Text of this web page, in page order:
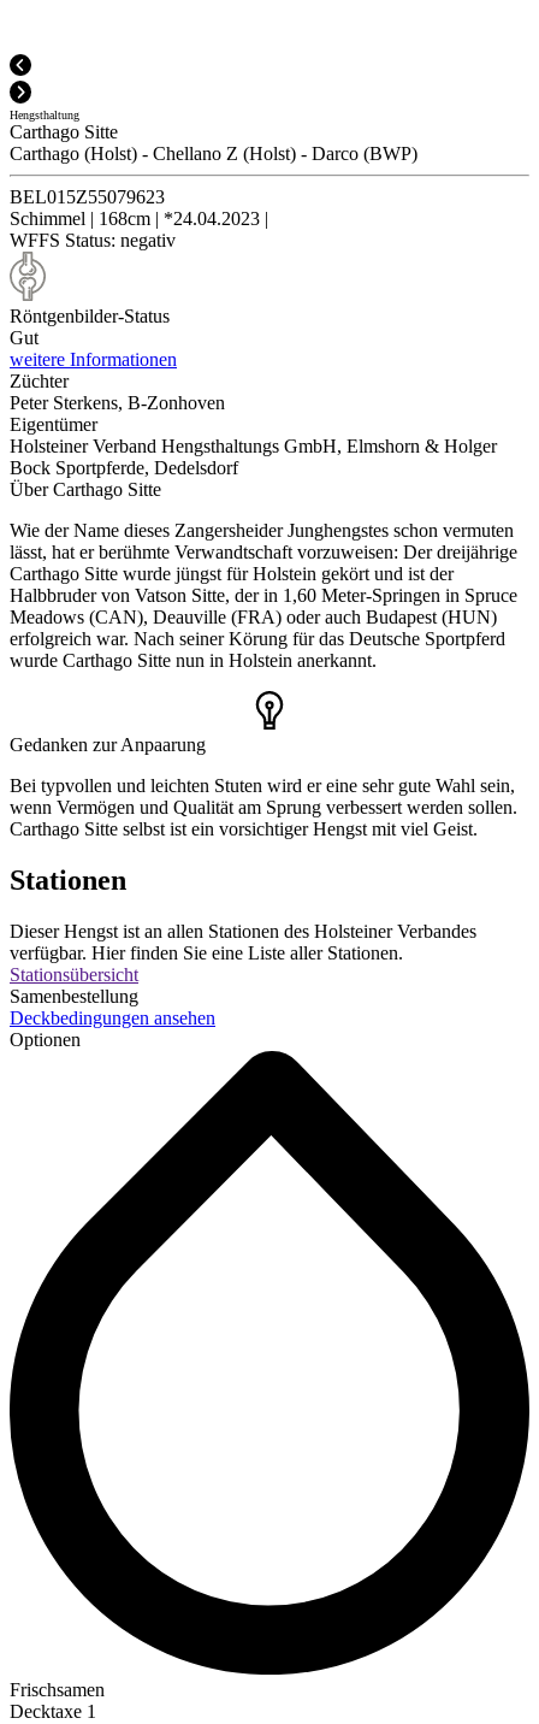
Hengsthaltung
Carthago Sitte
Carthago (Holst) - Chellano Z (Holst) - Darco (BWP)
BEL015Z55079623
Schimmel | 168cm | *24.04.2023 |
WFFS Status: negativ
Röntgenbilder-Status
Gut
weitere Informationen
Züchter
Peter Sterkens, B-Zonhoven
Eigentümer
Holsteiner Verband Hengsthaltungs GmbH, Elmshorn & Holger
Bock Sportpferde, Dedelsdorf
Über Carthago Sitte
Wie der Name dieses Zangersheider Junghengstes schon vermuten
lässt, hat er berühmte Verwandtschaft vorzuweisen: Der dreijährige
Carthago Sitte wurde jüngst für Holstein gekört und ist der
Halbbruder von Vatson Sitte, der in 1,60 Meter-Springen in Spruce
Meadows (CAN), Deauville (FRA) oder auch Budapest (HUN)
erfolgreich war. Nach seiner Körung für das Deutsche Sportpferd
wurde Carthago Sitte nun in Holstein anerkannt.
Gedanken zur Anpaarung
Bei typvollen und leichten Stuten wird er eine sehr gute Wahl sein,
wenn Vermögen und Qualität am Sprung verbessert werden sollen.
Carthago Sitte selbst ist ein vorsichtiger Hengst mit viel Geist.
Stationen
Dieser Hengst ist an allen Stationen des Holsteiner Verbandes
verfügbar. Hier finden Sie eine Liste aller Stationen.
Stationsübersicht
Samenbestellung
Deckbedingungen ansehen
Optionen
Frischsamen
Decktaxe 1